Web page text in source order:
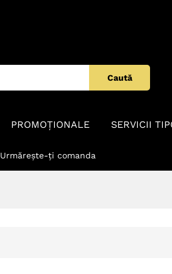
Caută
PROMOȚIONALE SERVICII
Urmărește-ți comanda